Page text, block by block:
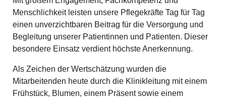
Menschlichkeit leisten unsere Pflegekräfte Tag für Tag
einen unverzichtbaren Beitrag für die Versorgung und
Begleitung unserer Patientinnen und Patienten. Dieser
besondere Einsatz verdient höchste Anerkennung.
Als Zeichen der Wertschätzung wurden die
Mitarbeitenden heute durch die Klinikleitung mit einem
Frühstück, Blumen, einem Präsent sowie einem